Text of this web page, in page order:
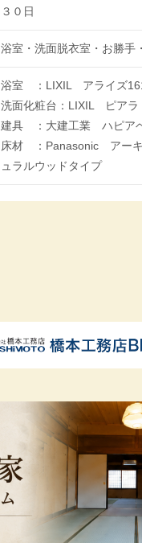
３０日
浴室・洗面脱衣室・お勝手
浴室 ：LIXIL アライズ
洗面化粧台：LIXIL ピアラ
建具 ：大建工業 ハピア
床材 ：Panasonic アーキ
ュラルウッドタイプ